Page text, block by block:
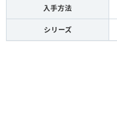
入手方法
シリーズ